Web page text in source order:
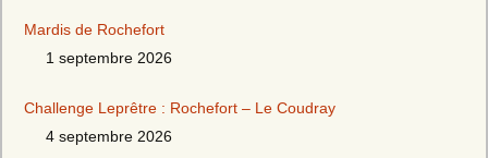
Mardis de Rochefort
1 septembre 2026
Challenge Leprêtre : Rochefort – Le Coudray
4 septembre 2026